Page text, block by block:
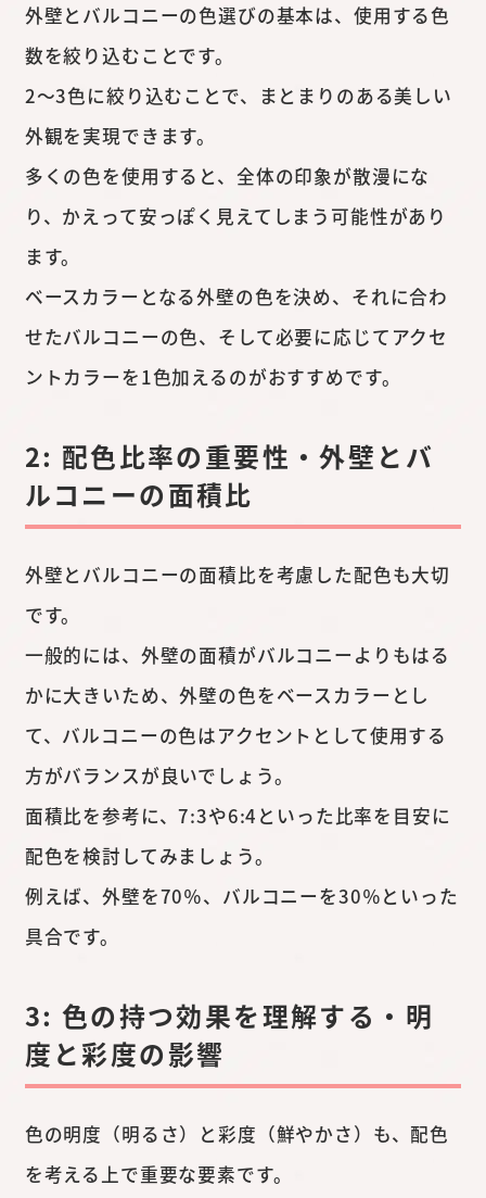
外壁とバルコニーの色選びの基本は、使用する色
数を絞り込むことです。
2～3色に絞り込むことで、まとまりのある美しい
外観を実現できます。
多くの色を使用すると、全体の印象が散漫にな
り、かえって安っぽく見えてしまう可能性があり
ます。
ベースカラーとなる外壁の色を決め、それに合わ
せたバルコニーの色、そして必要に応じてアクセ
ントカラーを1色加えるのがおすすめです。
2: 配色比率の重要性・外壁とバ
ルコニーの面積比
外壁とバルコニーの面積比を考慮した配色も大切
です。
一般的には、外壁の面積がバルコニーよりもはる
かに大きいため、外壁の色をベースカラーとし
て、バルコニーの色はアクセントとして使用する
方がバランスが良いでしょう。
面積比を参考に、7:3や6:4といった比率を目安に
配色を検討してみましょう。
例えば、外壁を70％、バルコニーを30％といった
具合です。
3: 色の持つ効果を理解する・明
度と彩度の影響
色の明度（明るさ）と彩度（鮮やかさ）も、配色
を考える上で重要な要素です。